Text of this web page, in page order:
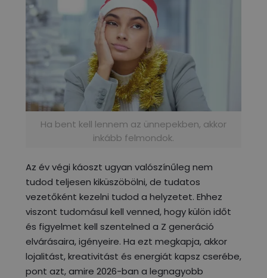
Ha bent kell lennem az ünnepekben, akkor
inkább felmondok.
Az év végi káoszt ugyan valószínűleg nem
tudod teljesen kiküszöbölni, de tudatos
vezetőként kezelni tudod a helyzetet. Ehhez
viszont tudomásul kell venned, hogy külön időt
és figyelmet kell szentelned a Z generáció
elvárásaira, igényeire. Ha ezt megkapja, akkor
lojalitást, kreativitást és energiát kapsz cserébe,
pont azt, amire 2026-ban a legnagyobb